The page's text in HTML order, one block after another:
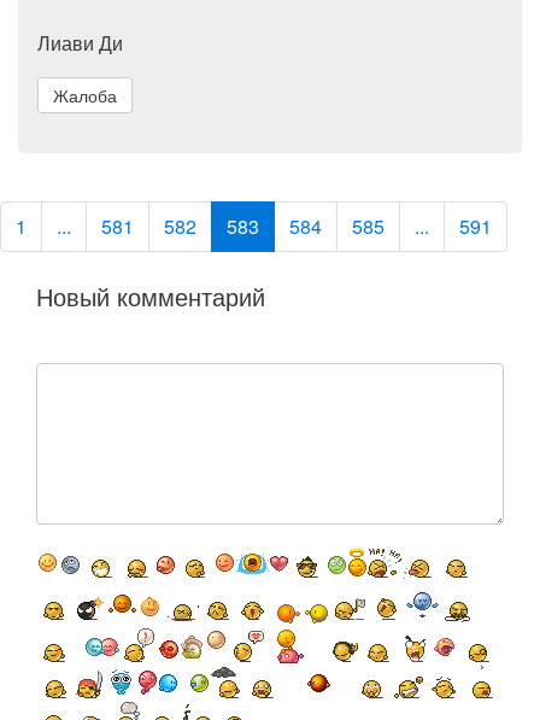
Лиави Ди
Жалоба
1 ... 581 582 583 584 585 ... 591
Новый комментарий